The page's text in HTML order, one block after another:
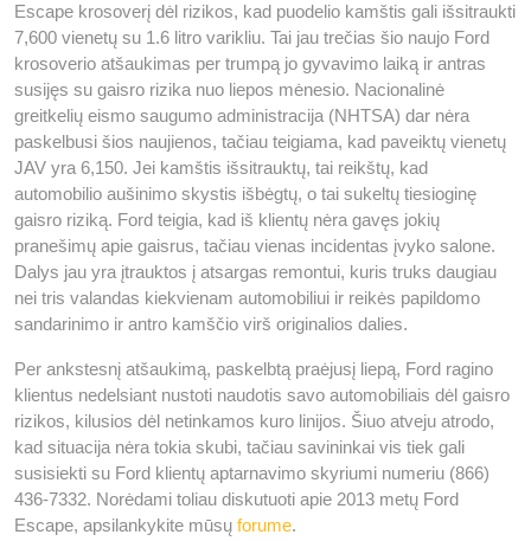
Escape krosoverį dėl rizikos, kad puodelio kamštis gali išsitraukti
7,600 vienetų su 1.6 litro varikliu. Tai jau trečias šio naujo Ford
krosoverio atšaukimas per trumpą jo gyvavimo laiką ir antras
susijęs su gaisro rizika nuo liepos mėnesio. Nacionalinė
greitkelių eismo saugumo administracija (NHTSA) dar nėra
paskelbusi šios naujienos, tačiau teigiama, kad paveiktų vienetų
JAV yra 6,150. Jei kamštis išsitrauktų, tai reikštų, kad
automobilio aušinimo skystis išbėgtų, o tai sukeltų tiesioginę
gaisro riziką. Ford teigia, kad iš klientų nėra gavęs jokių
pranešimų apie gaisrus, tačiau vienas incidentas įvyko salone.
Dalys jau yra įtrauktos į atsargas remontui, kuris truks daugiau
nei tris valandas kiekvienam automobiliui ir reikės papildomo
sandarinimo ir antro kamščio virš originalios dalies.
Per ankstesnį atšaukimą, paskelbtą praėjusį liepą, Ford ragino
klientus nedelsiant nustoti naudotis savo automobiliais dėl gaisro
rizikos, kilusios dėl netinkamos kuro linijos. Šiuo atveju atrodo,
kad situacija nėra tokia skubi, tačiau savininkai vis tiek gali
susisiekti su Ford klientų aptarnavimo skyriumi numeriu (866)
436-7332. Norėdami toliau diskutuoti apie 2013 metų Ford
Escape, apsilankykite mūsų forume.